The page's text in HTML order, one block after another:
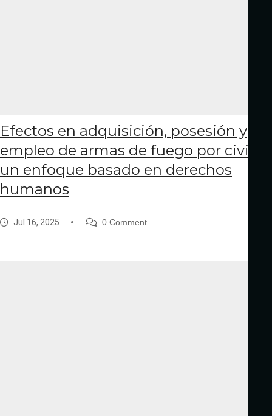
Efectos en adquisición, posesión y
empleo de armas de fuego por civiles:
un enfoque basado en derechos
humanos
Jul 16, 2025 0 Comment